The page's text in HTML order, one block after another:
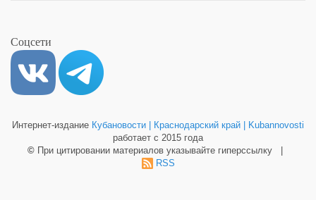
Соцсети
Интернет-издание Кубановости | Краснодарский край | Kubannovosti
работает с 2015 года
© При цитировании материалов указывайте гиперссылку |
RSS